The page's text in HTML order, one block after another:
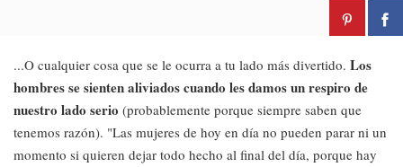
...O cualquier cosa que se le ocurra a tu lado más divertido. Los
hombres se sienten aliviados cuando les damos un respiro de
nuestro lado serio (probablemente porque siempre saben que
tenemos razón). "Las mujeres de hoy en día no pueden parar ni un
momento si quieren dejar todo hecho al final del día, porque hay